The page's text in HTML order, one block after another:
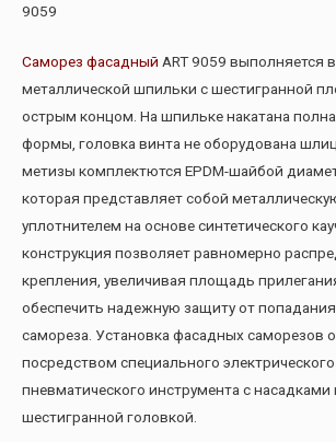
9059
Саморез фасадный ART 9059 выполняется
металлической шпильки с шестигранной
острым концом. На шпильке накатана
формы, головка винта не оборудована
метизы комплектются EPDM-шайбой
которая представляет собой
уплотнителем на основе синтетического
конструкция позволяет равномерно
крепления, увеличивая площадь
обеспечить надежную защиту от
самореза. Установка фасадных саморезов
посредством специального
пневматического инструмента с насадками
шестигранной головкой.